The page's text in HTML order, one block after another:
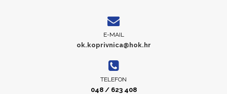
E-MAIL
ok.koprivnica@hok.hr
TELEFON
048 / 623 408